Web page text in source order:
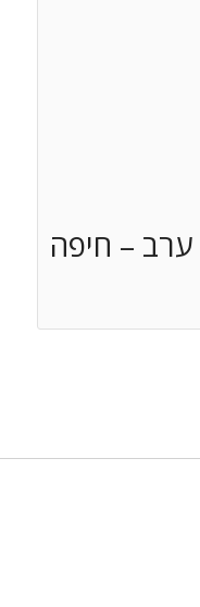
ערב – חיפה